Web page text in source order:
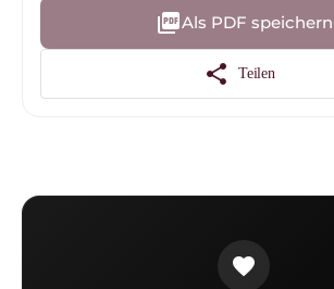
picture_as_pdfAls PDF speichern
share Teilen
favorite